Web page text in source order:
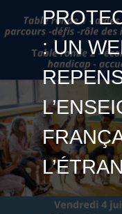
: UN